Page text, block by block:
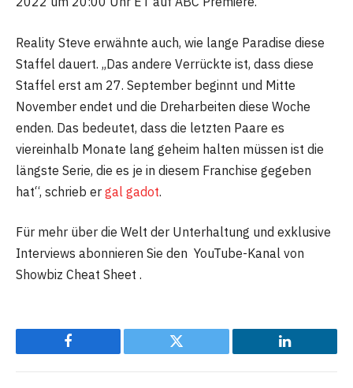
Reality Steve erwähnte auch, wie lange Paradise diese
Staffel dauert. „Das andere Verrückte ist, dass diese
Staffel erst am 27. September beginnt und Mitte
November endet und die Dreharbeiten diese Woche
enden. Das bedeutet, dass die letzten Paare es
viereinhalb Monate lang geheim halten müssen ist die
längste Serie, die es je in diesem Franchise gegeben
hat“, schrieb er gal gadot.
Für mehr über die Welt der Unterhaltung und exklusive
Interviews abonnieren Sie den YouTube-Kanal von
Showbiz Cheat Sheet .
Facebook Twitter LinkedIn